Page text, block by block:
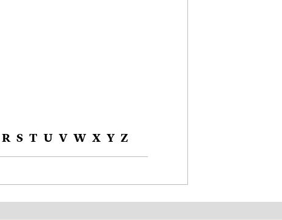
R S T U V W X Y Z